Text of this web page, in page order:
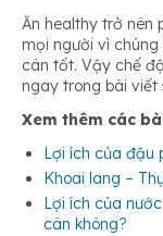
Cắt giảm chất
Kiểm soát
Uống đủ nước
Cá biển
Sữa và các
Các loại hạt,
Ăn healthy trở nên
mọi người vì
cân tốt. Vậy chế
ngay trong bài viết
Xem thêm các
Lợi ích của đậu
Khoai lang –
Lợi ích của
cân không?